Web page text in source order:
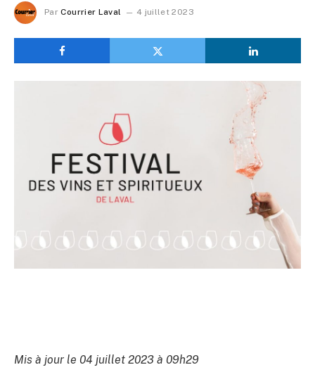
Par Courrier Laval 4 juillet 2023
Mis à jour le 04 juillet 2023 à 09h29